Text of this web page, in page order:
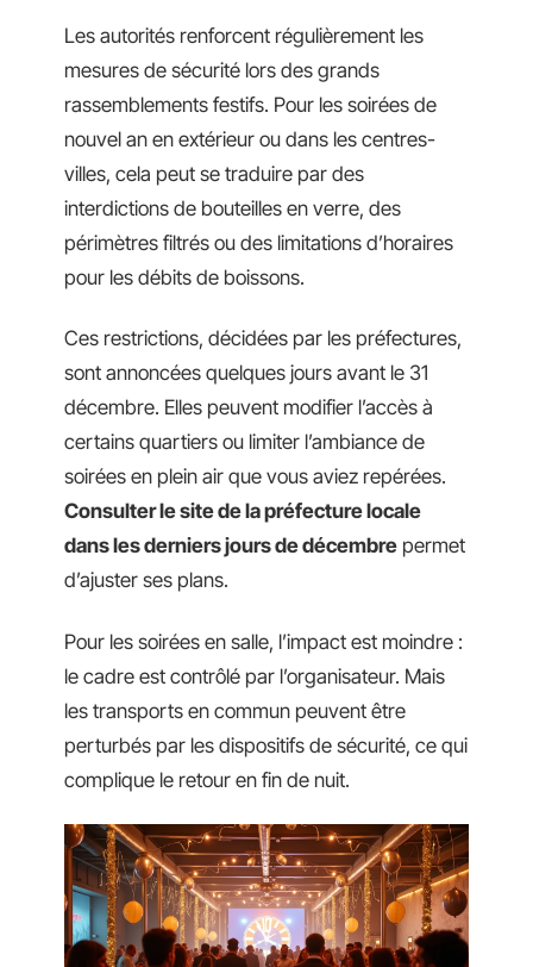
Les autorités renforcent régulièrement les
mesures de sécurité lors des grands
rassemblements festifs. Pour les soirées de
nouvel an en extérieur ou dans les centres-
villes, cela peut se traduire par des
interdictions de bouteilles en verre, des
périmètres filtrés ou des limitations d’horaires
pour les débits de boissons.
Ces restrictions, décidées par les préfectures,
sont annoncées quelques jours avant le 31
décembre. Elles peuvent modifier l’accès à
certains quartiers ou limiter l’ambiance de
soirées en plein air que vous aviez repérées.
Consulter le site de la préfecture locale
dans les derniers jours de décembre permet
d’ajuster ses plans.
Pour les soirées en salle, l’impact est moindre :
le cadre est contrôlé par l’organisateur. Mais
les transports en commun peuvent être
perturbés par les dispositifs de sécurité, ce qui
complique le retour en fin de nuit.